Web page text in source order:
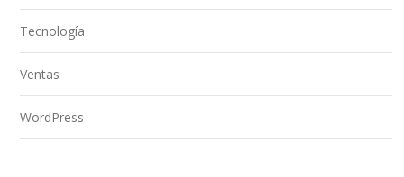
Tecnología
Ventas
WordPress